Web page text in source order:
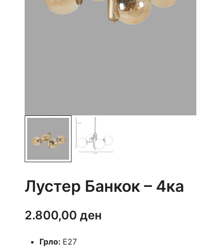
Лустер Банкок – 4ка
2.800,00 ден
Грло: E27